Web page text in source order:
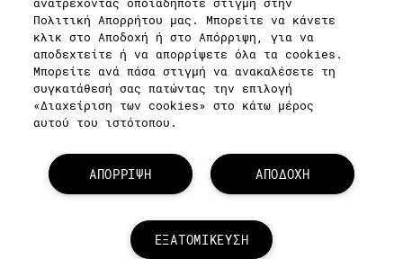
ΠΟΛΙΤΙΚΗ
ΑΠΟΡΡΗΤΟΥ
ΟΡΟΙ &
ΠΡΟΥΠΟΘΕΣΕΙΣ
ΟΡΟΙ
ΠΩΛΗΣΗΣ
ΠΟΛΙΤΙΚΗ
ΣΥΛΛΟΓΗΣ & ΔΙΑΧΕΙΡΙΣΗΣ
ΕΝΗΜΕΡΩΘΕΙΤΕ
ΓΙΑ ΤΑ ΠΛΑΣΤΑ
ΠΡΟΪΟΝΤΑ
ΔΙΑΧΕΙΡΙΣΤΕΙΤΕ
ΤΟΥ ΙΣΤΟΤΟΠΟΥ
© MAKE-UP ART COSMETICS.
ALL WORLDWIDE RIGHTS RESERVED.
Πολιτική Απορρήτου μας. Μπορείτε να κάνετε
κλικ στο Αποδοχή ή στο Απόρριψη, για να
αποδεχτείτε ή να απορρίψετε όλα τα cookies.
Μπορείτε ανά πάσα στιγμή να ανακαλέσετε τη
συγκατάθεσή σας πατώντας την επιλογή
«Διαχείριση των cookies» στο κάτω μέρος
αυτού του ιστότοπου.
ΑΠΟΔΟΧΗ
ΑΠΟΡΡΙΨΗ
ΕΞΑΤΟΜΙΚΕΥΣΗ